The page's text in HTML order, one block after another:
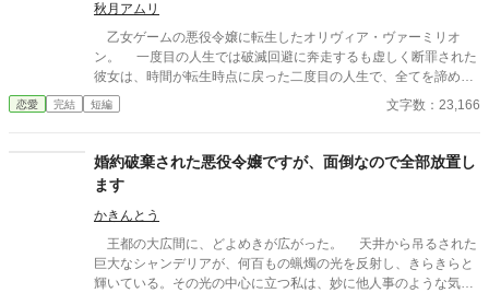
なかったのである。 そんな私に、解放される日がやって来た。 そ
れは、ゲームの始まりである魔法学園入学の日だ。 全寮制の学園
には、歪な家族は存在しない。 私は、自由を得たのである。 その
自由を謳歌しながら、私は思っていた。 悲惨な境遇から必ず抜け
秋月アムリ
乙女ゲームの悪役令嬢に転生したオリヴィア・ヴァーミリオ
ン。 一度目の人生では破滅回避に奔走するも虚しく断罪された
彼女は、時間が転生時点に戻った二度目の人生で、全てを諦めて
いた。 もう疲れた。どうせ無駄なら、せめて断罪の日まで穏や
かに眠って過ごしたい──そう願い、積極的に引きこもり傍観を決
者・セドリック王子が、なぜか彼女に献身的な優しさを見せ、
「今度こそ、私が君を守る」と誓うのだ。 運命に抗う気力さえ
失った令嬢が、思いがけない波乱に巻き込まれていく。全てを諦
めたはずの人生で、彼女を待ち受ける未来とは──
恋愛 完結 短編 文字数：23,166
婚約破棄された悪役令嬢ですが、面倒なので全部放置し
ます
かきんとう
王都の大広間に、どよめきが広がった。 天井から吊るされた
巨大なシャンデリアが、何百もの蝋燭の光を反射し、きらきらと
輝いている。その光の中心に立つ私は、妙に他人事のような気分